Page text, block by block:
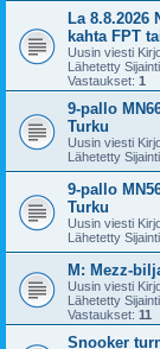
La 8.8.2026
kahta FPT
Uusin viesti
Lähetetty
Vastaukset: 1
9-pallo
Turku
Uusin viesti
Lähetetty
9-pallo
Turku
Uusin viesti
Lähetetty
M: Mezz-
Uusin viesti
Lähetetty
Vastaukset: 11
Snooker